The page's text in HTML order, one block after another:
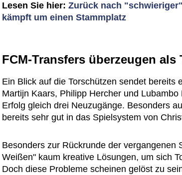
Lesen Sie hier: Zurück nach
kämpft um einen Stammplatz
FCM-Transfers überzeugen als
Ein Blick auf die Torschützen sendet bereits
Martijn Kaars, Philipp Hercher und
Erfolg gleich drei Neuzugänge. Besonders
bereits sehr gut in das Spielsystem von
Besonders zur Rückrunde der vergangenen
Weißen" kaum kreative Lösungen, um sich
Doch diese Probleme scheinen gelöst zu